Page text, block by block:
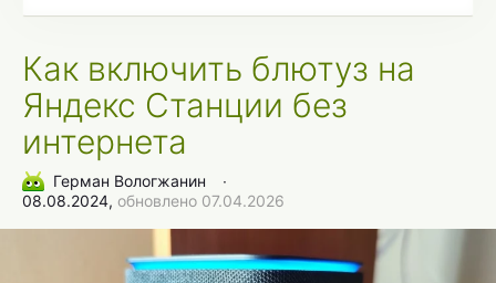
Как включить блютуз на
Яндекс Станции без
интернета
Герман Вологжанин
∙
08.08.2024, обновлено 07.04.2026